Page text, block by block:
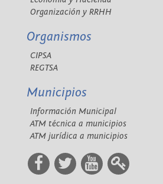
Organización y RRHH
Organismos
CIPSA
REGTSA
Municipios
Información Municipal
ATM técnica a municipios
ATM jurídica a municipios